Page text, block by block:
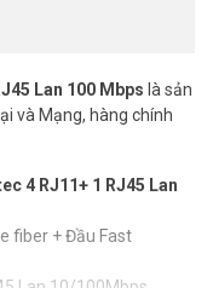
Lan 100 Mbps là sản
và Mạng, hàng chính
4 RJ11+ 1 RJ45 Lan
fiber + Đầu Fast